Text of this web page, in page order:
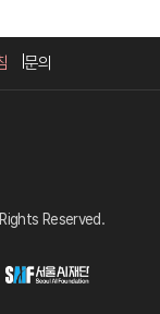
문의
Reserved.